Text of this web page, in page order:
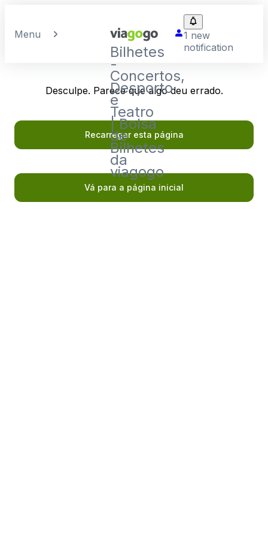
Menu
Bilhetes
-
Concertos,
Desporto
e
Teatro
| Bolsa
de
Bilhetes
da
viagogo
1 new
notification
Desculpe. Parece que algo deu errado.
Recarregar esta página
Vá para a página inicial